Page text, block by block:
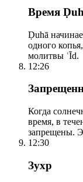
Время
Ḍuhā
одного
молитвы ʿĪd.
12:26
Когда
время, в
запрещены.
12:30
Зухр